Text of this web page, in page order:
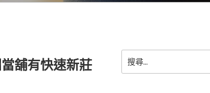
舖有快速新莊
尋
關